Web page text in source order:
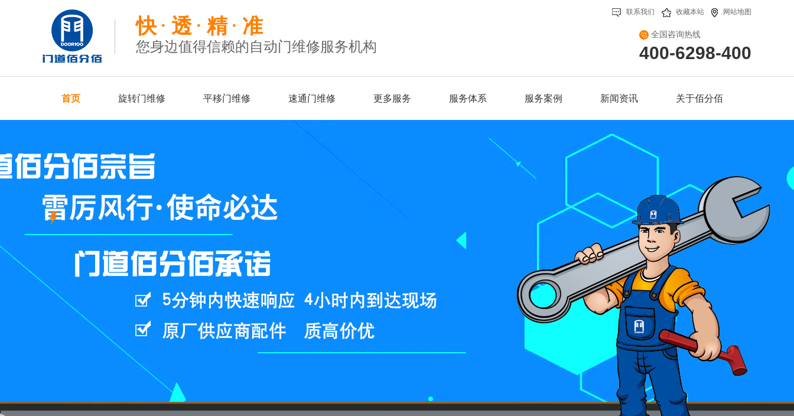
联系我们 收藏本站 网站地图
全国咨询热线
400-6298-400
快 透 精 准
您身边值得信赖的自动门维修服务机构
首页 旋转门维修 平移门维修 速通门维修 更多服务 服务体系 服务案例 新闻资讯 关于佰分佰